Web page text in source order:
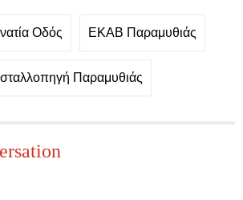
Οδός ΕΚΑΒ Παραμυθιάς
Παραμυθιάς